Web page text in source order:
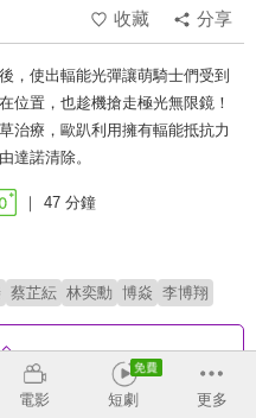
收藏
分享
，使出輻能光彈讓萌騎士們受到
位置，也趁機搶走極光無限鏡！
治療，歐趴利用擁有輻能抵抗力
達諾清除。
47 分鐘
蔡芷紜 林奕勳 博焱 李博翔
電影 短劇 更多